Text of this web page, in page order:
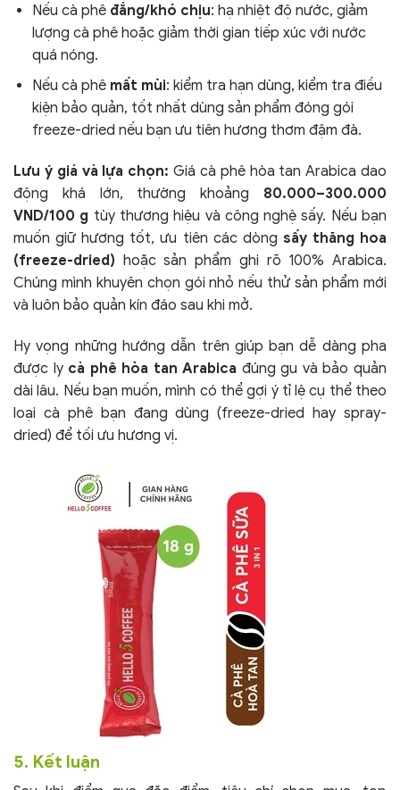
Nếu cà phê đắng/khó chịu: hạ nhiệt độ nước, giảm
lượng cà phê hoặc giảm thời gian tiếp xúc với nước
quá nóng.
Nếu cà phê mất mùi: kiểm tra hạn dùng, kiểm tra điều
kiện bảo quản, tốt nhất dùng sản phẩm đóng gói
freeze-dried nếu bạn ưu tiên hương thơm đậm đà.
Lưu ý giá và lựa chọn: Giá cà phê hòa tan Arabica dao
động khá lớn, thường khoảng 80.000–300.000
VND/100 g tùy thương hiệu và công nghệ sấy. Nếu bạn
muốn giữ hương tốt, ưu tiên các dòng sấy thăng hoa
(freeze-dried) hoặc sản phẩm ghi rõ 100% Arabica.
Chúng mình khuyên chọn gói nhỏ nếu thử sản phẩm mới
và luôn bảo quản kín đáo sau khi mở.
Hy vọng những hướng dẫn trên giúp bạn dễ dàng pha
được ly cà phê hòa tan Arabica đúng gu và bảo quản
dài lâu. Nếu bạn muốn, mình có thể gợi ý tỉ lệ cụ thể theo
loại cà phê bạn đang dùng (freeze-dried hay spray-
dried) để tối ưu hương vị.
5. Kết luận